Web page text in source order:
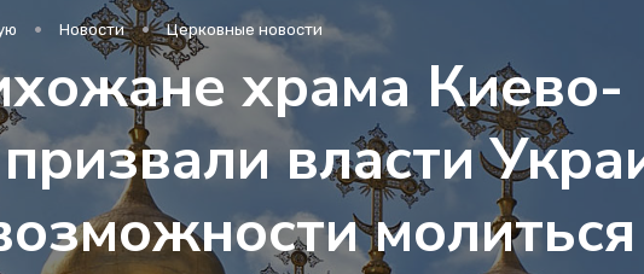
Новости Церковные новости
храма Киево-
власти
молиться